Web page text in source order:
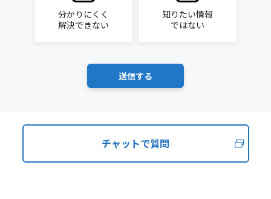
分かりにくく
解決できない
知りたい情報
ではない
チャットで質問